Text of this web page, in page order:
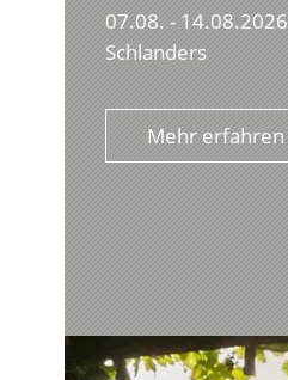
07.08. - 14.08.2026
Schlanders
Mehr erfahren